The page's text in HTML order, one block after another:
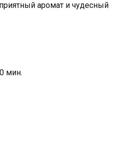
аромат и чудесный
мин.